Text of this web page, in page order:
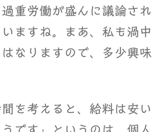
重労働が盛んに議論され
ますね。まあ、私も渦中
なりますので、多少興味
を考えると、給料は安い
です」というのは、個人